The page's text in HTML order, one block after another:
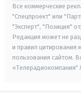
Все коммерческие
"Спецпроект" или
"Эксперт", "Позиция"
Редакция может не
и правил цитирования
пользования сайтом.
«Телерадиокомпания"